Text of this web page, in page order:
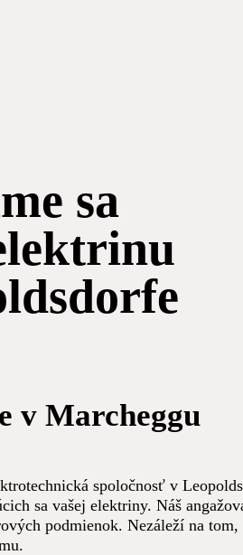
sa
v Marcheggu
spoločnosť v
sa vašej elektriny. Náš
podmienok. Nezáleží na